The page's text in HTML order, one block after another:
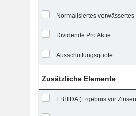
Dividende Pro Aktie
Ausschüttungsquote
Zusätzliche Elemente